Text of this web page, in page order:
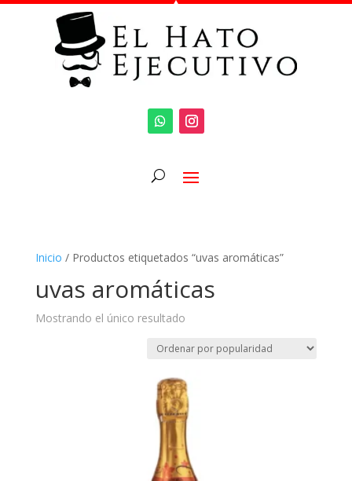
Inicio / Productos etiquetados “uvas aromáticas”
uvas aromáticas
Mostrando el único resultado